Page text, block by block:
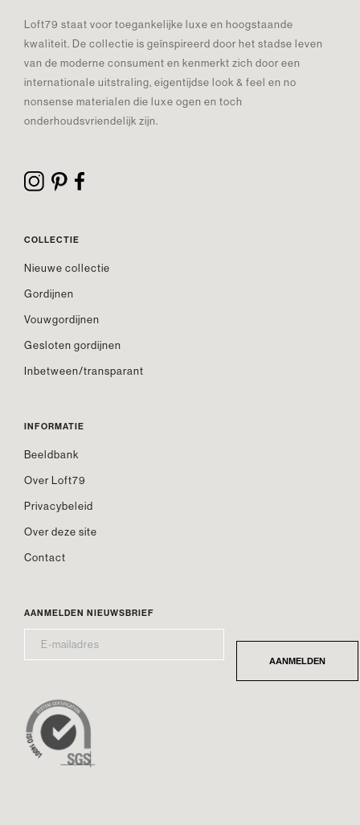
Loft79 staat voor toegankelijke luxe en hoogstaande
kwaliteit. De collectie is geïnspireerd door het stadse leven
van de moderne consument en kenmerkt zich door een
internationale uitstraling, eigentijdse look & feel en no
nonsense materialen die luxe ogen en toch
onderhoudsvriendelijk zijn.
COLLECTIE
Nieuwe collectie
Gordijnen
Vouwgordijnen
Gesloten gordijnen
Inbetween/transparant
INFORMATIE
Beeldbank
Over Loft79
Privacybeleid
Over deze site
Contact
AANMELDEN NIEUWSBRIEF
MAILADRES* AANMELDEN